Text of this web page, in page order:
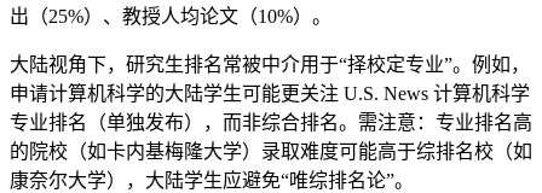
出（25%）、教授人均论文（10%）。
大陆视角下，研究生排名常被中介用于“择校定专业”。例如，
申请计算机科学的大陆学生可能更关注 U.S. News 计算机科学
专业排名（单独发布），而非综合排名。需注意：专业排名高
的院校（如卡内基梅隆大学）录取难度可能高于综排名校（如
康奈尔大学），大陆学生应避免“唯综排名论”。